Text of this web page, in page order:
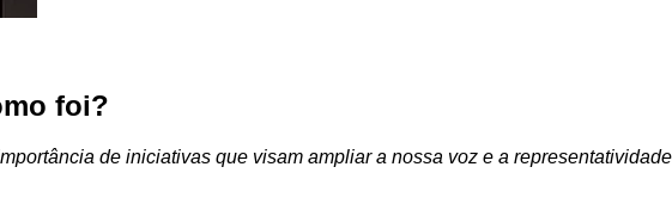
foi?
de iniciativas que visam ampliar a nossa voz e a representatividade